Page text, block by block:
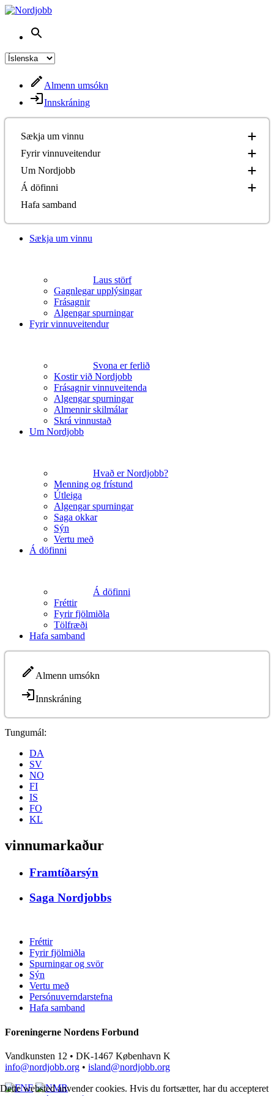
Almenn umsókn
Innskráning
Sækja um vinnu
Fyrir vinnuveitendur
Um Nordjobb
Á döfinni
Hafa samband
Sækja um vinnu
Laus störf
Gagnlegar upplýsingar
Frásagnir
Algengar spurningar
Fyrir vinnuveitendur
Svona er ferlið
Kostir við Nordjobb
Frásagnir vinnuveitenda
Algengar spurningar
Almennir skilmálar
Skrá vinnustað
Um Nordjobb
Hvað er Nordjobb?
Menning og frístund
Útleiga
Algengar spurningar
Saga okkar
Sýn
Vertu með
Á döfinni
Á döfinni
Fréttir
Fyrir fjölmiðla
Tölfræði
Hafa samband
Almenn umsókn
Innskráning
Tungumál:
DA
SV
NO
FI
IS
FO
KL
vinnumarkaður
Framtíðarsýn
Saga Nordjobbs
Fréttir
Fyrir fjölmiðla
Spurningar og svör
Sýn
Vertu með
Persónuverndarstefna
Hafa samband
Foreningerne Nordens Forbund
Vandkunsten 12 • DK-1467 København K
info@nordjobb.org • island@nordjobb.org
Dette websted anvender cookies. Hvis du fortsætter, har du accepteret